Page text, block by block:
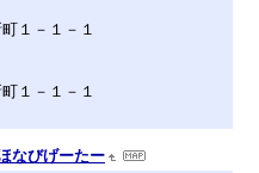
１－１－１
１－１－１
なびげーたー